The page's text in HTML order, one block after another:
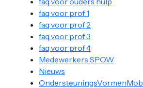
faq voor prof 1
faq voor prof 2
faq voor prof 3
faq voor prof 4
Medewerkers SPOW
Nieuws
OndersteuningsVormenMob